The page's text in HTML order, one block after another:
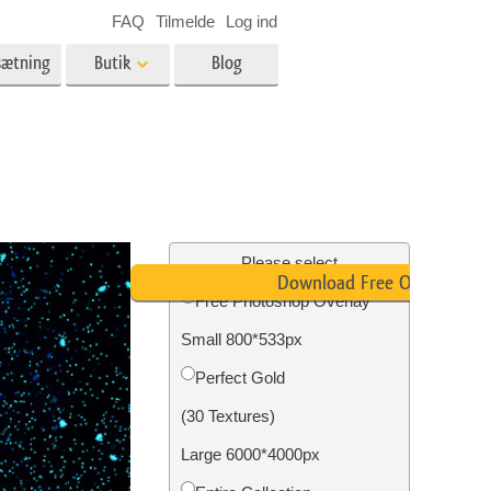
Foto restaurering
Butik
videooverlejringer
Blog
FAQ Tilmelde Log ind
Please select
Free Photoshop Overlay
Small 800*533px
Perfect Gold
(30 Textures)
Large 6000*4000px
Download Free Overlay